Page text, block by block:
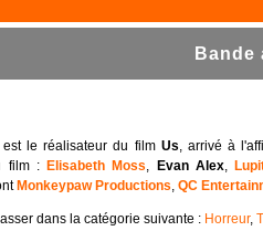
Bande
est le réalisateur du film Us, arrivé à
film : Elisabeth Moss, Evan Alex,
Monkeypaw Productions, QC
dans la catégorie suivante : Horreur,